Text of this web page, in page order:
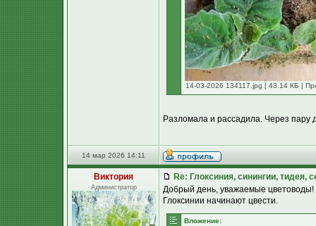
14-03-2026 134117.jpg [ 43.14 КБ |
Разломала и рассадила. Через пару
14 мар 2026 14:11
Виктория
Администратор
Re: Глоксиния, синингии, тидея,
Добрый день, уважаемые цветоводы!
Глоксинии начинают цвести.
Вложение: